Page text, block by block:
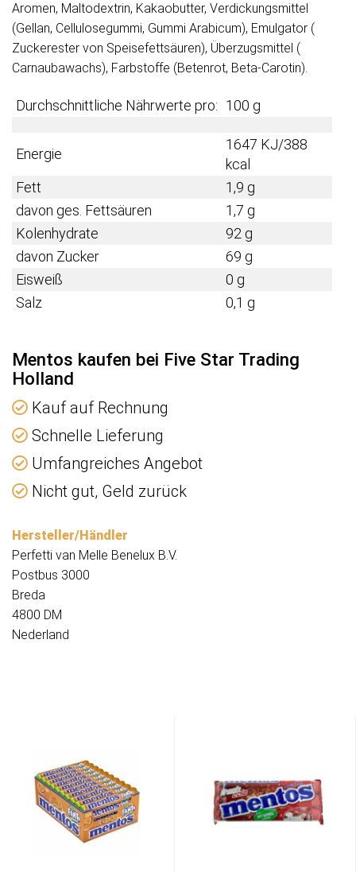
Aromen, Maltodextrin, Kakaobutter, Verdickungsmittel
(Gellan, Cellulosegummi, Gummi Arabicum), Emulgator (
Zuckerester von Speisefettsäuren), Überzugsmittel (
Carnaubawachs), Farbstoffe (Betenrot, Beta-Carotin).
Durchschnittliche Nährwerte pro: 100 g
Energie
1647 KJ/388
kcal
Fett
1,9 g
davon ges. Fettsäuren
1,7 g
Kolenhydrate
92 g
davon Zucker
69 g
Eisweiß
0 g
Salz
0,1 g
Mentos kaufen bei Five Star Trading
Holland
Kauf auf Rechnung
Schnelle Lieferung
Umfangreiches Angebot
Nicht gut, Geld zurück
Hersteller/Händler
Perfetti van Melle Benelux B.V.
Postbus 3000
Breda
4800 DM
Nederland